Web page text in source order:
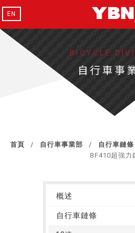
EN
BICYCLE
自行車事
首頁 自行車事業部 自行車鏈條
BF410超強力
概述
自行車鏈條